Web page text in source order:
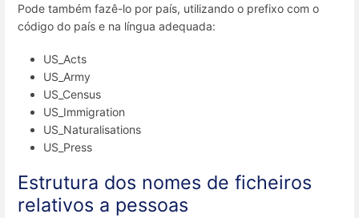
Pode também fazê-lo por país, utilizando o prefixo com o
código do país e na língua adequada:
US_Acts
US_Army
US_Census
US_Immigration
US_Naturalisations
US_Press
Estrutura dos nomes de ficheiros
relativos a pessoas